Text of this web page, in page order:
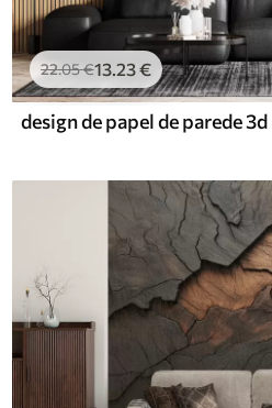
22.05€13.23€
design de papel de parede 3d